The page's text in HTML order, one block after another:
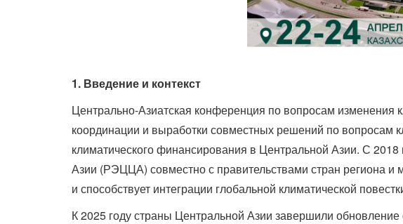
1. Введение и контекст
Центрально-Азиатская конференция по вопросам
координации и выработки совместных решений по вопросам
климатического финансирования в Центральной Азии. С
Азии (РЭЦЦА) совместно с правительствами стран региона и
и способствует интеграции глобальной климатической
К 2025 году страны Центральной Азии завершили